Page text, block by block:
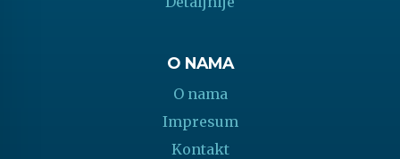
O NAMA
O nama
Impresum
Kontakt